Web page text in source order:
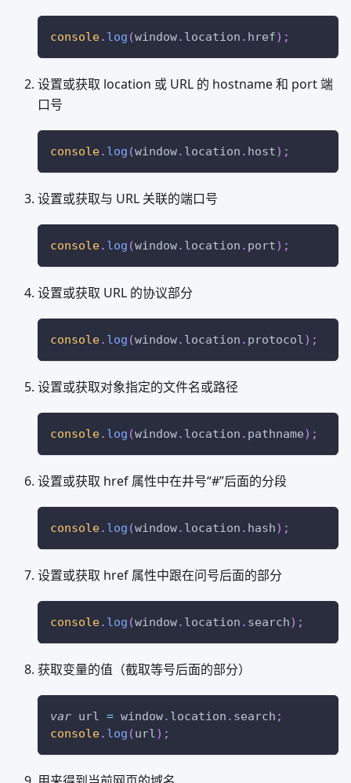
console. log (window. location . href) ;
设置或获取 location 或 URL 的 hostname 和 port 端
口号
console. log (window. location . host) ;
设置或获取与 URL 关联的端口号
console. log (window. location . port) ;
设置或获取 URL 的协议部分
console. log (window. location . protocol) ;
设置或获取对象指定的文件名或路径
console. log (window. location . pathname) ;
设置或获取 href 属性中在井号“#”后面的分段
console. log (window. location . hash) ;
设置或获取 href 属性中跟在问号后面的部分
console. log (window. location . search) ;
获取变量的值（截取等号后面的部分）
var url = window. location . search ;
console. log (url) ;